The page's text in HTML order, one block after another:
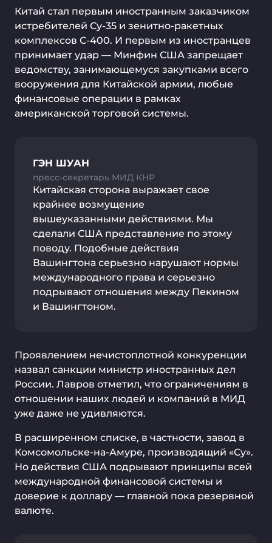
Китай стал первым иностранным заказчиком
истребителей Су-35 и зенитно-ракетных
комплексов С-400. И первым из иностранцев
принимает удар — Минфин США запрещает
ведомству, занимающемуся закупками всего
вооружения для Китайской армии, любые
финансовые операции в рамках
американской торговой системы.
ГЭН ШУАН
пресс-секретарь МИД КНР
Китайская сторона выражает свое
крайнее возмущение
вышеуказанными действиями. Мы
сделали США представление по этому
поводу. Подобные действия
Вашингтона серьезно нарушают нормы
международного права и серьезно
подрывают отношения между Пекином
и Вашингтоном.
Проявлением нечистоплотной конкуренции
назвал санкции министр иностранных дел
России. Лавров отметил, что ограничениям в
отношении наших людей и компаний в МИД
уже даже не удивляются.
В расширенном списке, в частности, завод в
Комсомольске-на-Амуре, производящий «Су».
Но действия США подрывают принципы всей
международной финансовой системы и
доверие к доллару — главной пока резервной
валюте.